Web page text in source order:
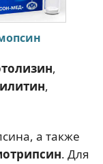
,
,
а также
. Для